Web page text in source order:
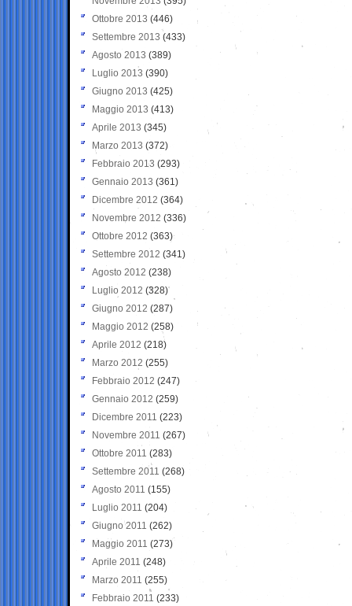
Ottobre 2013 (446)
Settembre 2013 (433)
Agosto 2013 (389)
Luglio 2013 (390)
Giugno 2013 (425)
Maggio 2013 (413)
Aprile 2013 (345)
Marzo 2013 (372)
Febbraio 2013 (293)
Gennaio 2013 (361)
Dicembre 2012 (364)
Novembre 2012 (336)
Ottobre 2012 (363)
Settembre 2012 (341)
Agosto 2012 (238)
Luglio 2012 (328)
Giugno 2012 (287)
Maggio 2012 (258)
Aprile 2012 (218)
Marzo 2012 (255)
Febbraio 2012 (247)
Gennaio 2012 (259)
Dicembre 2011 (223)
Novembre 2011 (267)
Ottobre 2011 (283)
Settembre 2011 (268)
Agosto 2011 (155)
Luglio 2011 (204)
Giugno 2011 (262)
Maggio 2011 (273)
Aprile 2011 (248)
Marzo 2011 (255)
Febbraio 2011 (233)